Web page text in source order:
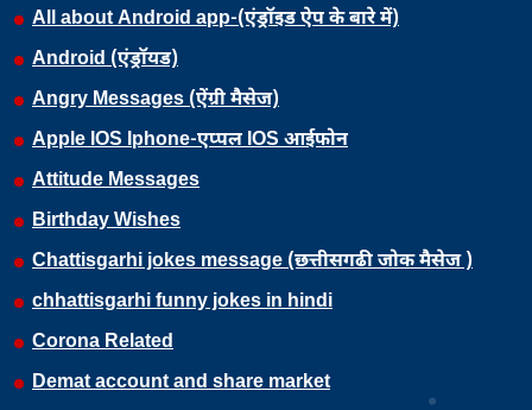
All about Android app-(एंड्रॉइड ऐप के बारे में)
Android (एंड्रॉयड)
Angry Messages (ऐंग्री मैसेज)
Apple IOS Iphone-एप्पल IOS आईफोन
Attitude Messages
Birthday Wishes
Chattisgarhi jokes message (छत्तीसगढी जोक मैसेज )
chhattisgarhi funny jokes in hindi
Corona Related
Demat account and share market